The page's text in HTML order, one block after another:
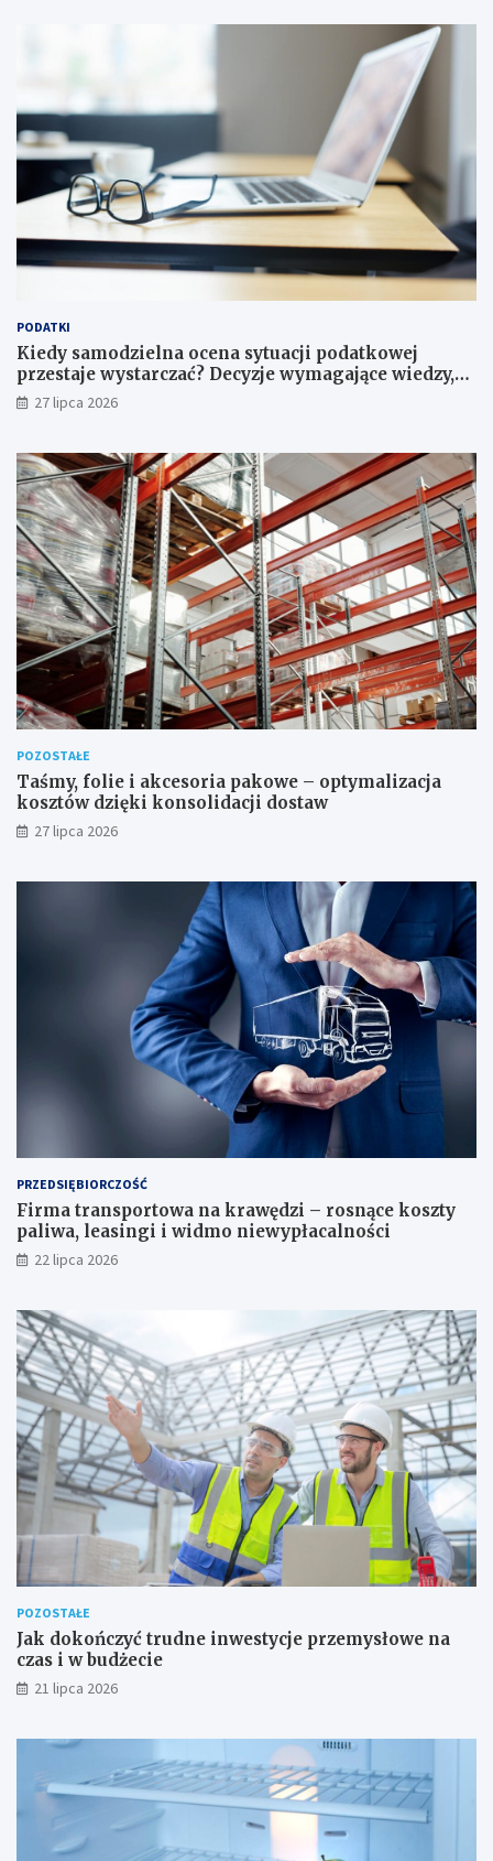
PODATKI
Kiedy samodzielna ocena sytuacji podatkowej
przestaje wystarczać? Decyzje wymagające wiedzy,
której nie zastąpi internet
27 lipca 2026
POZOSTAŁE
Taśmy, folie i akcesoria pakowe – optymalizacja
kosztów dzięki konsolidacji dostaw
27 lipca 2026
PRZEDSIĘBIORCZOŚĆ
Firma transportowa na krawędzi – rosnące koszty
paliwa, leasingi i widmo niewypłacalności
22 lipca 2026
POZOSTAŁE
Jak dokończyć trudne inwestycje przemysłowe na
czas i w budżecie
21 lipca 2026